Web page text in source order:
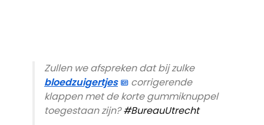
Zullen we afspreken dat bij zulke
bloedzuigertjes
corrigerende
klappen met de korte gummiknuppel
toegestaan zijn?#BureauUtrecht